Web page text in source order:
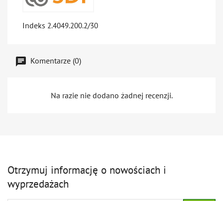
Indeks 2.4049.200.2/30
Komentarze (0)
Na razie nie dodano żadnej recenzji.
Otrzymuj informację o nowościach i
wyprzedażach